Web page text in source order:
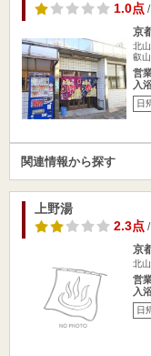
1.0点/
京
北
叡
営
入
日
関連情報から探す
上野湯
2.3点/
京
北
営
入
日